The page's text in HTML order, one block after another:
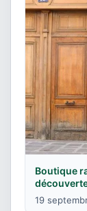
Boutique
19